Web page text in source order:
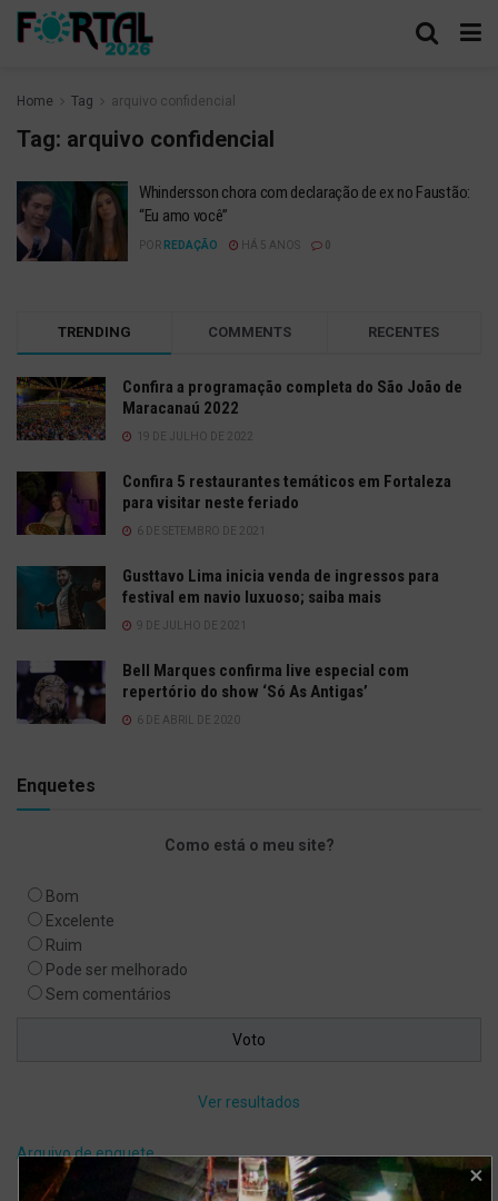
Home Tag arquivo confidencial
Tag: arquivo confidencial
Whindersson chora com declaração de ex no Faustão:
“Eu amo você”
POR REDAÇÃO HÁ 5 ANOS
TRENDING COMMENTS RECENTES
Confira a programação completa do São João de
Maracanaú 2022
19 DE JULHO DE 2022
Confira 5 restaurantes temáticos em Fortaleza
para visitar neste feriado
6 DE SETEMBRO DE 2021
Gusttavo Lima inicia venda de ingressos para
festival em navio luxuoso; saiba mais
9 DE JULHO DE 2021
Bell Marques confirma live especial com
repertório do show ‘Só As Antigas’
6 DE ABRIL DE 2020
Enquetes
Como está o meu site?
Bom
Excelente
Ruim
Pode ser melhorado
Sem comentários
Ver resultados
Arquivo de enquete